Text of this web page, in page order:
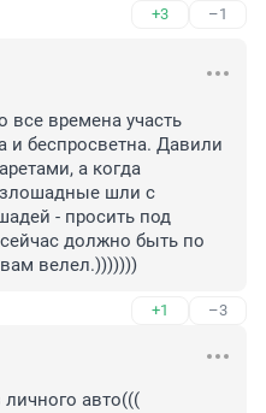
+3 –1
все времена участь
беспросветна. Давили
а когда
шли с
- просить под
должно быть по
велел.)))))))
+1 –3
авто(((